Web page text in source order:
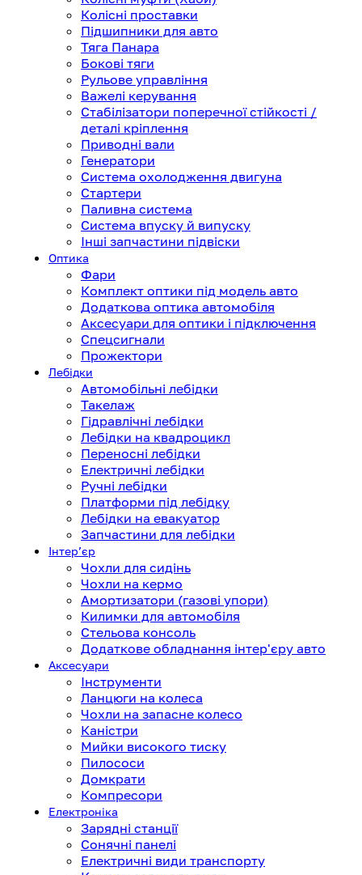
Колісні проставки
Підшипники для авто
Тяга Панара
Бокові тяги
Рульове управління
Важелі керування
Стабілізатори поперечної стійкості /
деталі кріплення
Приводні вали
Генератори
Система охолодження двигуна
Стартери
Паливна система
Система впуску й випуску
Інші запчастини підвіски
Оптика
Фари
Комплект оптики під модель авто
Додаткова оптика автомобіля
Аксесуари для оптики і підключення
Спецсигнали
Прожектори
Лебідки
Автомобільні лебідки
Такелаж
Гідравлічні лебідки
Лебідки на квадроцикл
Переносні лебідки
Електричні лебідки
Ручні лебідки
Платформи під лебідку
Лебідки на евакуатор
Запчастини для лебідки
Інтерʼєр
Чохли для сидінь
Чохли на кермо
Амортизатори (газові упори)
Килимки для автомобіля
Стельова консоль
Додаткове обладнання інтер'єру авто
Аксесуари
Інструменти
Ланцюги на колеса
Чохли на запасне колесо
Каністри
Мийки високого тиску
Пилососи
Домкрати
Компресори
Електроніка
Зарядні станції
Сонячні панелі
Електричні види транспорту